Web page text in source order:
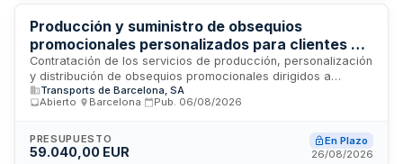
software, apoyo técnico continuo y mantenimiento preventivo
y correctivo durante la vigencia del acuerdo para garantizar
el funcionamiento óptimo de las instalaciones de
comunicación sonora en las estaciones de montaña del
operador ferroviario catalán.
Producción y suministro de obsequios
promocionales personalizados para clientes de
servicios turísticos de Transportes
Metropolitanos de Barcelona
Contratación de los servicios de producción, personalización
y distribución de obsequios promocionales dirigidos a
usuarios de servicios turísticos de Transportes
Metropolitanos de Barcelona. Los obsequios incluyen
de Navidad 2026/27 y caramelos de dextrosa en
presentación de cubo de cartón kraft personalizado para la
Transports de Barcelona, SA
Abierto
Barcelona Pub. 06/08/2026
PRESUPUESTO
59.040,00 EUR
En Plazo
26/08/2026